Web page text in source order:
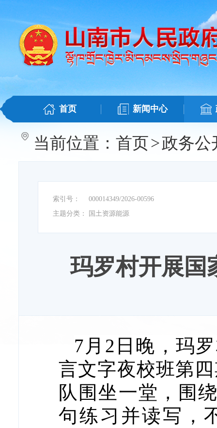
首页 新闻中心
当前位置： 首页>政务公
索引号：
000014349/2026-00596
主题分类：
国土资源能源
玛罗村开展国
7月2日晚，玛
言文字夜校班第
队围坐一堂，围
句练习并读写，